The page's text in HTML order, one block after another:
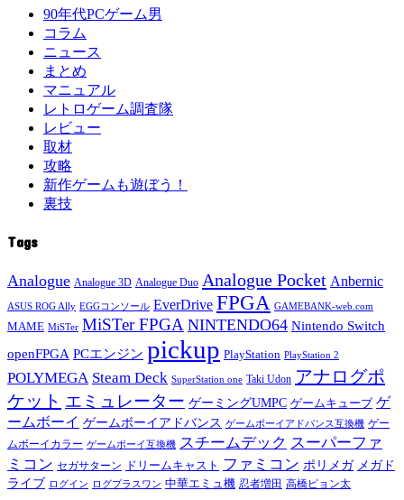
90年代PCゲーム男
コラム
ニュース
まとめ
マニュアル
レトロゲーム調査隊
レビュー
取材
攻略
新作ゲームも遊ぼう！
裏技
Tags
Analogue Analogue 3D Analogue Duo Analogue Pocket Anbernic
ASUS ROG Ally EGGコンソール EverDrive FPGA GAMEBANK-web.com
MAME MiSTer MiSTer FPGA NINTENDO64 Nintendo Switch
openFPGA PCエンジン pickup PlayStation PlayStation 2
POLYMEGA Steam Deck SuperStation one Taki Udon アナログポ
ケット エミュレーター ゲーミングUMPC ゲームキューブ ゲ
ームボーイ ゲームボーイアドバンス ゲームボーイアドバンス互換機 ゲー
ムボーイカラー ゲームボーイ互換機 スチームデック スーパーファ
ミコン セガサターン ドリームキャスト ファミコン ポリメガ メガド
ライブ ログイン ログプラスワン 中華エミュ機 忍者増田 高橋ピョン太